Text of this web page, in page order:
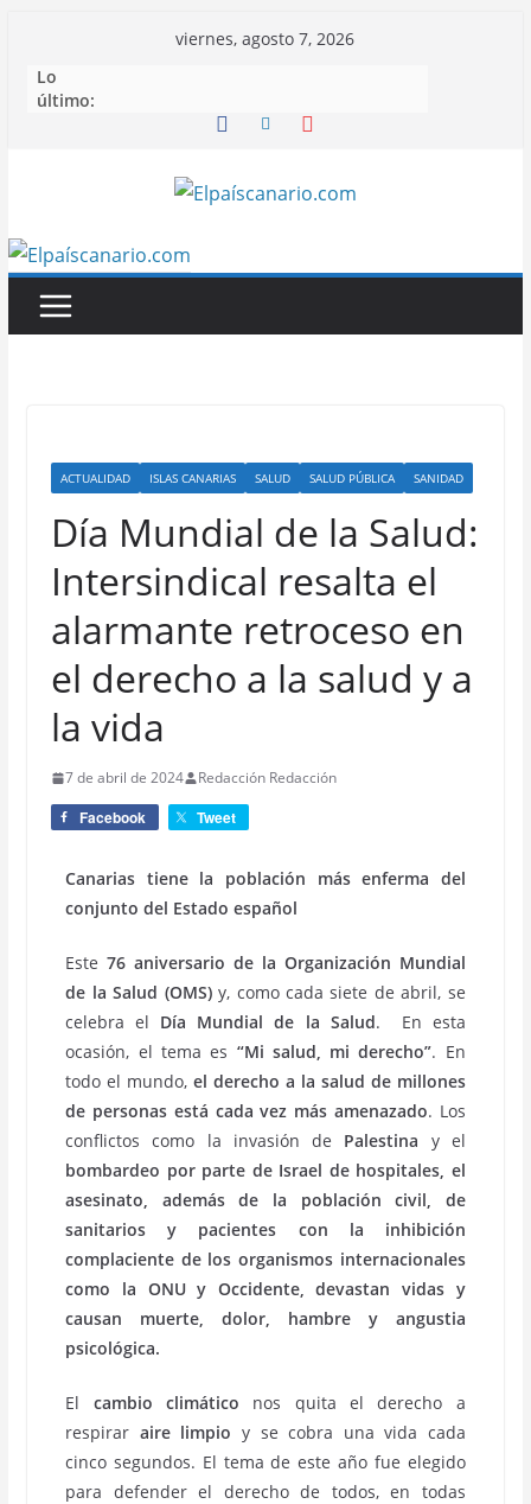
contenido
viernes, agosto 7, 2026
Lo
último:
ACTUALIDAD ISLAS CANARIAS SALUD SALUD PÚBLICA SANIDAD
Día Mundial de la Salud:
Intersindical resalta el
alarmante retroceso en
el derecho a la salud y a
la vida
7 de abril de 2024 Redacción Redacción
Facebook Tweet
Canarias tiene la población más enferma del
conjunto del Estado español
Este76 aniversario de la Organización Mundial
de la Salud (OMS)y, como cada siete de abril, se
celebra el Día Mundial de la Salud. En esta
ocasión, el tema es “Mi salud, mi derecho”. En
todo el mundo,el derecho a la salud de millones
de personas está cada vez más amenazado. Los
conflictos como la invasión de Palestina y el
bombardeo por parte de Israel de hospitales, el
asesinato, además de la población civil, de
sanitarios y pacientes con la inhibición
complaciente de los organismos internacionales
como la ONU y Occidente, devastan vidas y
causan muerte, dolor, hambre y angustia
psicológica.
El cambio climático nos quita el derecho a
respirar aire limpio y se cobra una vida cada
cinco segundos. El tema de este año fue elegido
para defender el derecho de todos, en todas